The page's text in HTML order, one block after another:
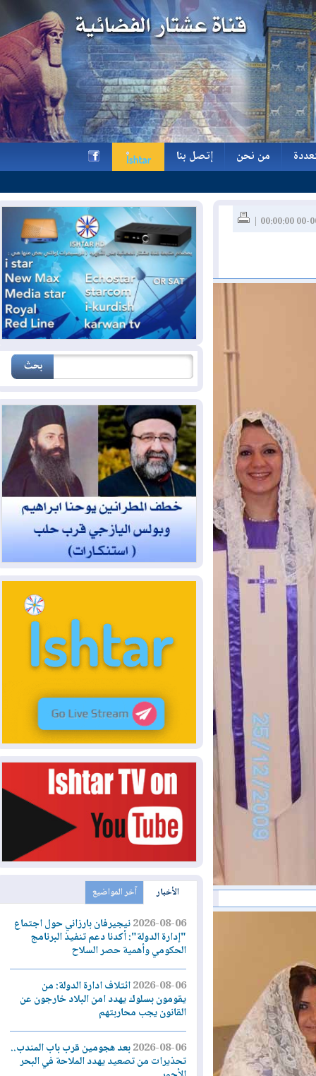
من نحن
إتصل بنا
h
الأخبار آخر المواضيع
2026-08-06نيجيرفان بارزاني حول اجتماع
"إدارة الدولة": أكدنا دعم تنفيذ البرنامج
الحكومي وأهمية حصر السلاح
2026-08-06ائتلاف ادارة الدولة: من
يقومون بسلوك يهدد امن البلاد خارجون عن
القانون يجب محاربتهم
2026-08-06بعد هجومين قرب باب المندب..
تحذيرات من تصعيد يهدد الملاحة في البحر